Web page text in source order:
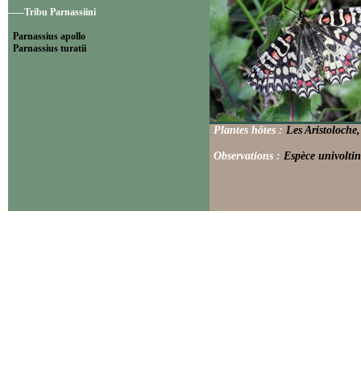
-----Tribu Parnassiini
Parnassius apollo
Parnassius turatii
Plantes hôtes : Les
Observations : Espèce